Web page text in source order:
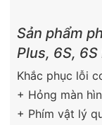
Sản phẩm
Plus, 6S,
Khắc phục lỗi
+ Hỏng màn
+ Phím vật lý